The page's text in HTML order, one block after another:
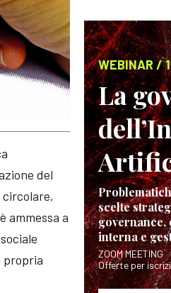
del
ammessa a
propria
WEBINAR /
La
scelte
governance,
interna e
ZOOM MEETING
Offerte per